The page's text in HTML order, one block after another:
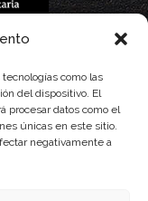
como las
del dispositivo. El
procesar datos como el
únicas en este sitio.
negativamente a
Regulador es financiada,
del Instituto Canario de